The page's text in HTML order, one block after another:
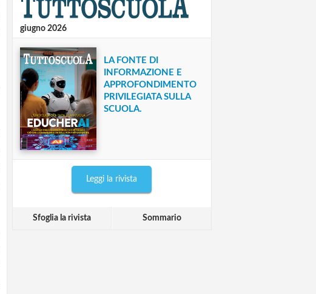
giugno 2026
LA FONTE DI
INFORMAZIONE E
APPROFONDIMENTO
PRIVILEGIATA SULLA
SCUOLA.
Leggi la rivista
Sfoglia la rivista Sommario